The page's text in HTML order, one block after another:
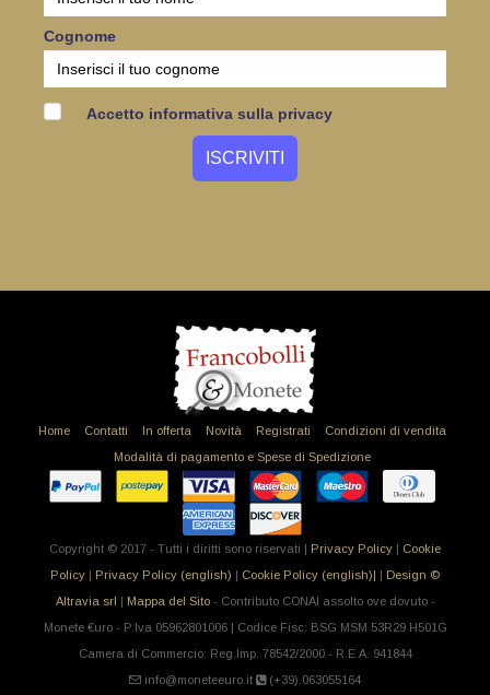
Cognome
Accetto informativa sulla privacy
Home Contatti In offerta Novità Registrati
Condizioni di vendita
Modalità di pagamento e Spese di Spedizione
Copyright © 2017 - Tutti i diritti sono riservati | Privacy Policy | Cookie
Policy | Privacy Policy (english) | Cookie Policy (english)| | Design ©
Altravia srl | Mappa del Sito- Contributo CONAI assolto ove dovuto -
Monete €uro - P.Iva 05962801006 | Codice Fisc: BSG MSM 53R29 H501G
Camera di Commercio: Reg.Imp. 78542/2000 - R.E.A. 941844
info@moneteeuro.it
(+39).063055164